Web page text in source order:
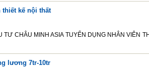
thiết kế nội thất
TƯ CHÂU MINH ASIA TUYỂN DỤNG NHÂN VIÊN
lương 7tr-10tr